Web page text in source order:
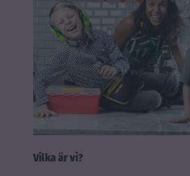
Vilka är vi?